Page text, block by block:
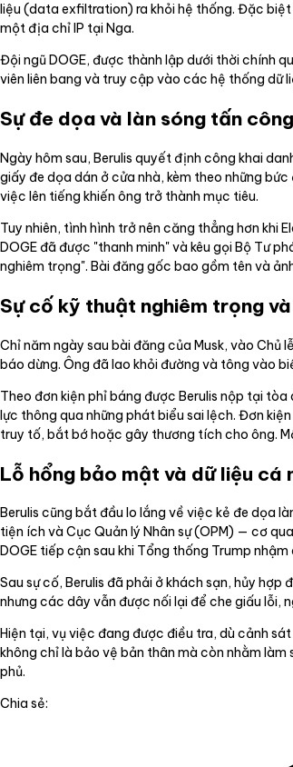
liệu (data exfiltration) ra khỏi hệ thống. Đặc biệt
một địa chỉ IP tại Nga.
Đội ngũ DOGE, được thành lập dưới thời chính
viên liên bang và truy cập vào các hệ thống dữ
Sự đe dọa và làn sóng tấn
Ngày hôm sau, Berulis quyết định công khai
giấy đe dọa dán ở cửa nhà, kèm theo những
việc lên tiếng khiến ông trở thành mục tiêu.
Tuy nhiên, tình hình trở nên căng thẳng hơn khi
DOGE đã được "thanh minh" và kêu gọi Bộ Tư
nghiêm trọng". Bài đăng gốc bao gồm tên và
Sự cố kỹ thuật nghiêm trọng
Chỉ năm ngày sau bài đăng của Musk, vào Chủ
báo dừng. Ông đã lao khỏi đường và tông vào
Theo đơn kiện phỉ báng được Berulis nộp tại
lực thông qua những phát biểu sai lệch. Đơn
truy tố, bắt bớ hoặc gây thương tích cho ông.
Lỗ hổng bảo mật và dữ liệu cá
Berulis cũng bắt đầu lo lắng về việc kẻ đe dọa
tiện ích và Cục Quản lý Nhân sự (OPM) — cơ
DOGE tiếp cận sau khi Tổng thống Trump nhậm
Sau sự cố, Berulis đã phải ở khách sạn, hủy
nhưng các dây vẫn được nối lại để che giấu lỗi,
Hiện tại, vụ việc đang được điều tra, dù cảnh
không chỉ là bảo vệ bản thân mà còn nhằm
phủ.
Chia sẻ: